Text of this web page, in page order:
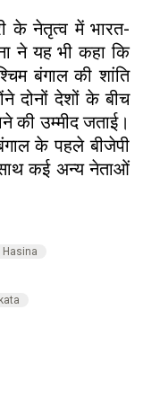
के नेतृत्व में भारत-
ने यह भी कहा कि
बंगाल की शांति
दोनों देशों के बीच
की उम्मीद जताई।
के पहले बीजेपी
कई अन्य नेताओं
Hasina